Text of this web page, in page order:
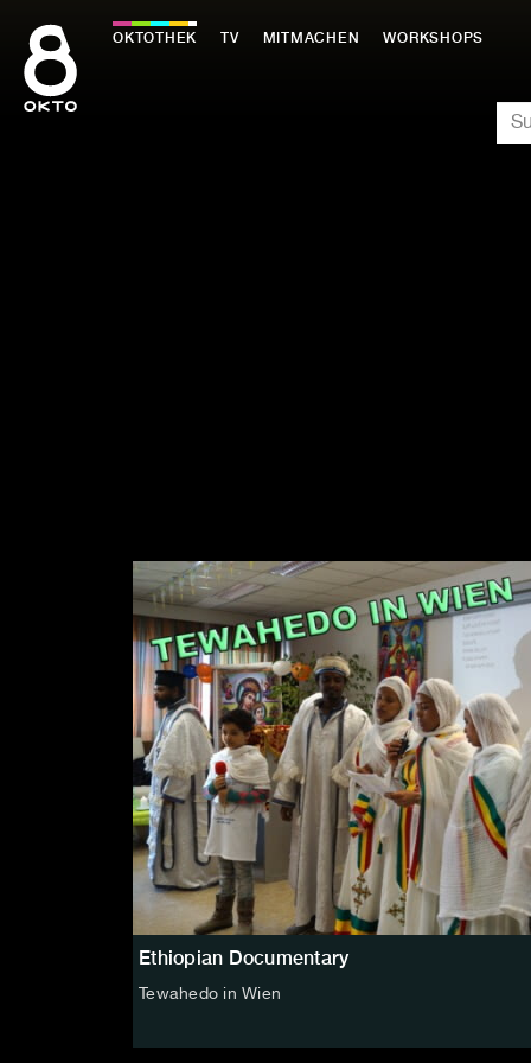
Inhalt
springen
OKTOTHEK TV MITMACHEN WORKSHOPS
Ethiopian Documentary
Tewahedo in Wien